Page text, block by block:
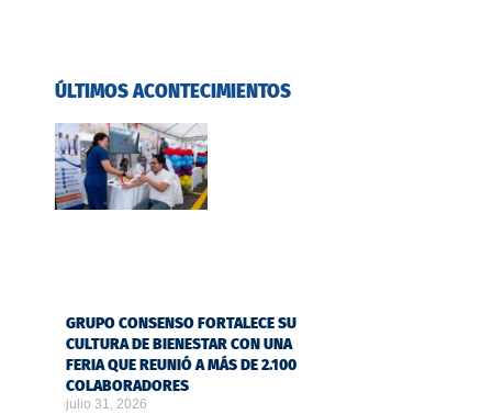
ÚLTIMOS ACONTECIMIENTOS
GRUPO CONSENSO FORTALECE SU
CULTURA DE BIENESTAR CON UNA
FERIA QUE REUNIÓ A MÁS DE 2.100
COLABORADORES
julio 31, 2026